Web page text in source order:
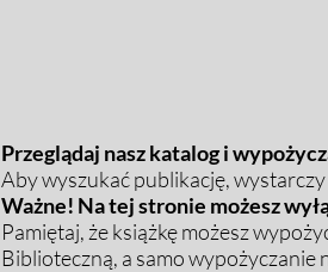
Przeglądaj nasz katalog i
Aby wyszukać publikację,
Ważne! Na tej stronie możesz
Pamiętaj, że książkę możesz
Biblioteczną, a samo wypożyczanie